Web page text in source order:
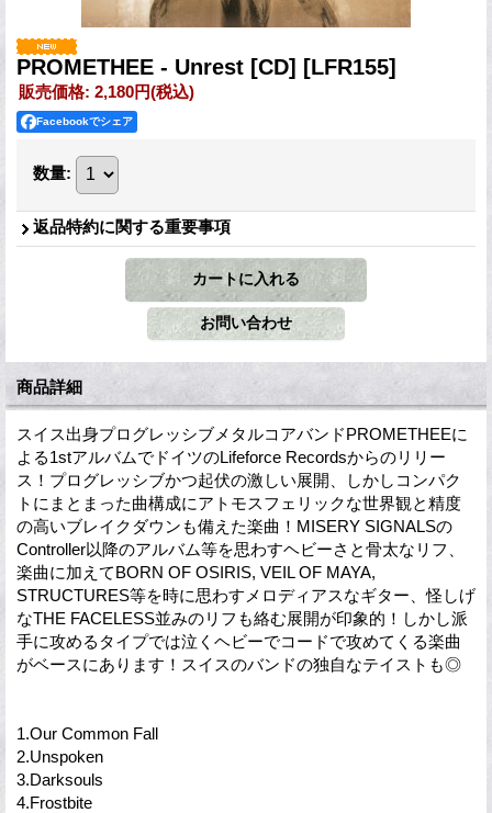
PROMETHEE - Unrest [CD] [LFR155]
販売価格: 2,180円(税込)
Facebookでシェア
数量:
返品特約に関する重要事項
商品詳細
スイス出身プログレッシブメタルコアバンドPROMETHEEに
よる1stアルバムでドイツのLifeforce Recordsからのリリー
ス！プログレッシブかつ起伏の激しい展開、しかしコンパク
トにまとまった曲構成にアトモスフェリックな世界観と精度
の高いブレイクダウンも備えた楽曲！MISERY SIGNALSの
Controller以降のアルバム等を思わすヘビーさと骨太なリフ、
楽曲に加えてBORN OF OSIRIS, VEIL OF MAYA,
STRUCTURES等を時に思わすメロディアスなギター、怪しげ
なTHE FACELESS並みのリフも絡む展開が印象的！しかし派
手に攻めるタイプでは泣くヘビーでコードで攻めてくる楽曲
がベースにあります！スイスのバンドの独自なテイストも◎
1.Our Common Fall
2.Unspoken
3.Darksouls
4.Frostbite